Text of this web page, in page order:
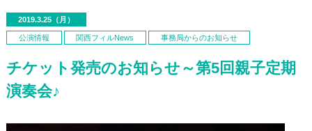
2019.3.25（月）
公演情報 関西フィルNews 事務局からのお知らせ
チケット発売のお知らせ～第5回親子定期
演奏会♪